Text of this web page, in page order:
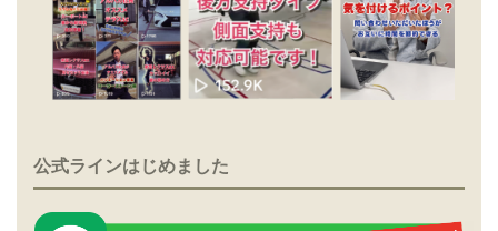
公式ラインはじめました